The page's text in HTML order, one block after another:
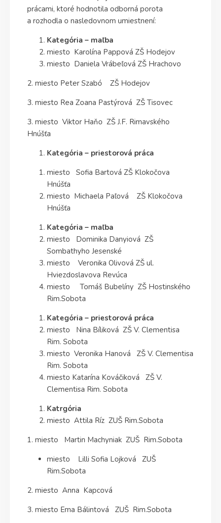
prácami, ktoré hodnotila odborná porota
a rozhodla o nasledovnom umiestnení:
Kategória – maľba
miesto Karolína Pappová ZŠ Hodejov
miesto Daniela Vrábeľová ZŠ Hrachovo
2. miesto Peter Szabó ZŠ Hodejov
3. miesto Rea Zoana Pastýrová ZŠ Tisovec
3. miesto Viktor Haňo ZŠ J.F. Rimavského
Hnúšťa
Kategória – priestorová práca
miesto Sofia Bartová ZŠ Klokočova
Hnúšťa
miesto Michaela Paľová ZŠ Klokočova
Hnúšťa
Kategória – maľba
miesto Dominika Danyiová ZŠ
Sombathyho Jesenské
miesto Veronika Olivová ZŠ ul.
Hviezdoslavova Revúca
miesto Tomáš Bubelíny ZŠ Hostinského
Rim.Sobota
Kategória – priestorová práca
miesto Nina Bíliková ZŠ V. Clementisa
Rim. Sobota
miesto Veronika Hanová ZŠ V. Clementisa
Rim. Sobota
miesto Katarína Kováčiková ZŠ V.
Clementisa Rim. Sobota
Katrgória
miesto Attila Ríz ZUŠ Rim.Sobota
1. miesto Martin Machyniak ZUŠ Rim.Sobota
miesto Lilli Sofia Lojková ZUŠ
Rim.Sobota
2. miesto Anna Kapcová
3. miesto Ema Bálintová ZUŠ Rim.Sobota